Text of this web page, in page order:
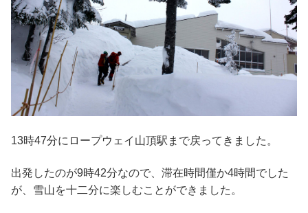
13時47分にロープウェイ山頂駅まで戻ってきました。
出発したのが9時42分なので、滞在時間僅か4時間でした
が、雪山を十二分に楽しむことができました。